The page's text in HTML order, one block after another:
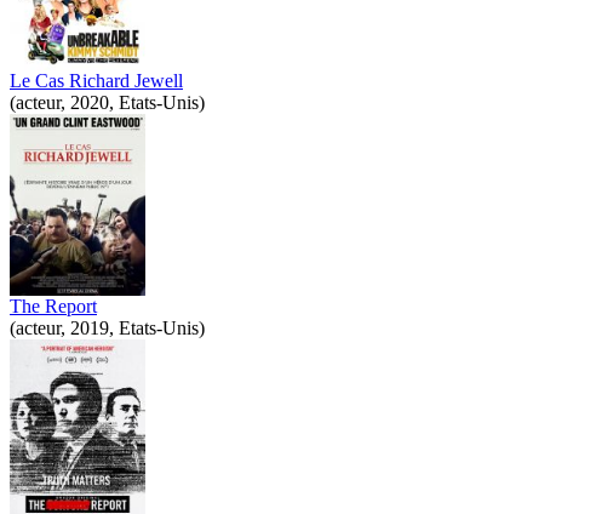
Le Cas Richard Jewell
(acteur, 2020, Etats-Unis)
The Report
(acteur, 2019, Etats-Unis)